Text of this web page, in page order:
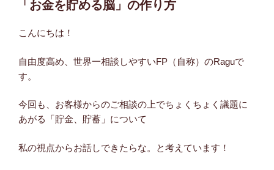
「お金を貯める脳」の作り方
こんにちは！
自由度高め、世界一相談しやすいFP（自称）のRaguで
す。
今回も、お客様からのご相談の上でちょくちょく議題に
あがる「貯金、貯蓄」について
私の視点からお話しできたらな。と考えています！